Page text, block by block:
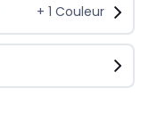
+ 1 Couleur